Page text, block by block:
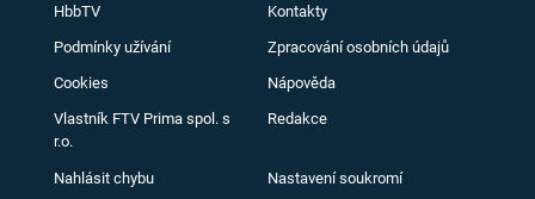
HbbTV Kontakty
Podmínky užívání Zpracování osobních údajů
Cookies Nápověda
Vlastník FTV Prima spol. s
r.o.
Redakce
Nahlásit chybu Nastavení soukromí